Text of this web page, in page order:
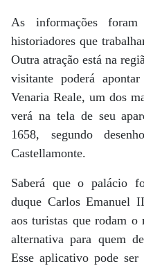
As informações
historiadores que
Outra atração está na
visitante poderá
Venaria Reale, um dos
verá na tela de seu
1658, segundo
Castellamonte.
Saberá que o palácio
duque Carlos Emanuel
aos turistas que rodam
alternativa para quem
Esse aplicativo pode